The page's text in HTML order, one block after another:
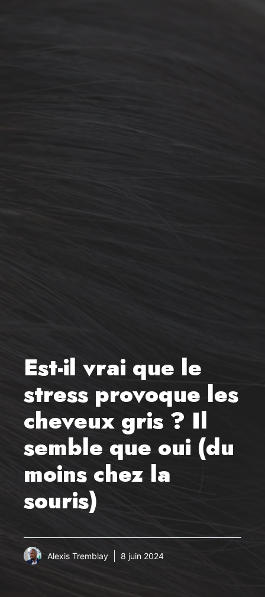
Est-il vrai que le
stress provoque les
cheveux gris ? Il
semble que oui (du
moins chez la
souris)
Alexis Tremblay 8 juin 2024